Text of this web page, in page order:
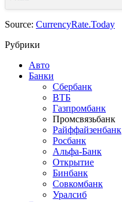
Source: CurrencyRate.Today
Рубрики
Авто
Банки
Сбербанк
ВТБ
Газпромбанк
Промсвязьбанк
Райффайзенбанк
Росбанк
Альфа-Банк
Открытие
Бинбанк
Совкомбанк
Уралсиб